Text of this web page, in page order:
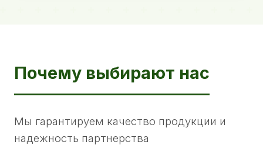
Почему выбирают нас
Мы гарантируем качество продукции и
надежность партнерства